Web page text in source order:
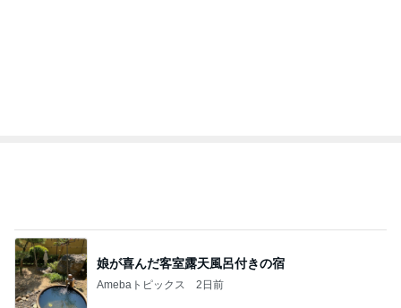
娘が喜んだ客室露天風呂付きの宿
Amebaトピックス 2日前